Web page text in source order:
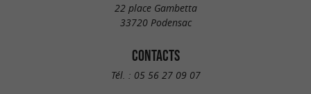
22 place Gambetta
33720 Podensac
CONTACTS
Tél. : 05 56 27 09 07